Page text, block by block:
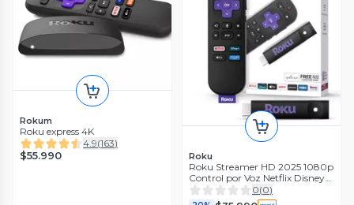
Rokum
Roku express 4K
4.9(163)
$55.990 Roku
Roku Streamer HD 2025 1080p
Control por Voz Netflix Disney+
HDMI - Negro 0(0)